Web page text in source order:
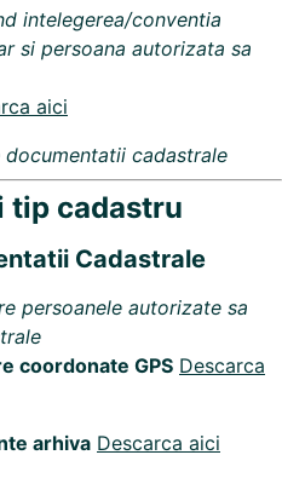
intelegerea/conventia
si persoana autorizata sa
aici
cadastrale
tip cadastru
Cadastrale
persoanele autorizate sa
coordonate GPS Descarca
arhiva Descarca aici